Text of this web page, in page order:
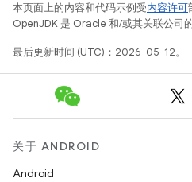
本页面上的内容和代码示例受内容许可
OpenJDK 是 Oracle 和/或其关联公司的
最后更新时间 (UTC)：2026-05-12。
关于 ANDROID
Android